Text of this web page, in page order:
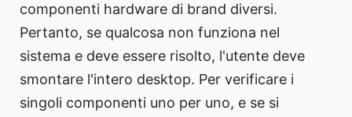
componenti hardware di brand diversi.
Pertanto, se qualcosa non funziona nel
sistema e deve essere risolto, l'utente deve
smontare l'intero desktop. Per verificare i
singoli componenti uno per uno, e se si